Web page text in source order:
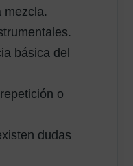
mezcla.
básica del
o
dudas